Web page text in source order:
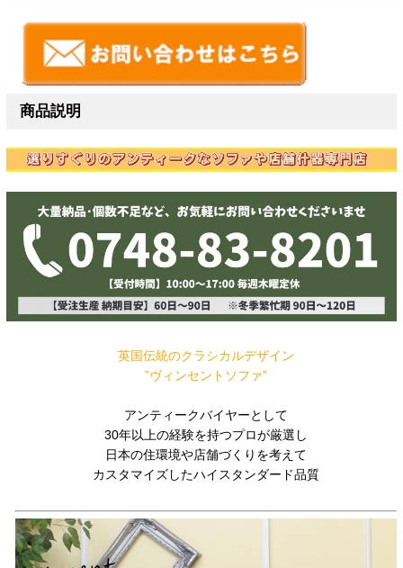
商品説明
英国伝統のクラシカルデザイン
”ヴィンセントソファ”
アンティークバイヤーとして
30年以上の経験を持つプロが厳選し
日本の住環境や店舗づくりを考えて
カスタマイズしたハイスタンダード品質